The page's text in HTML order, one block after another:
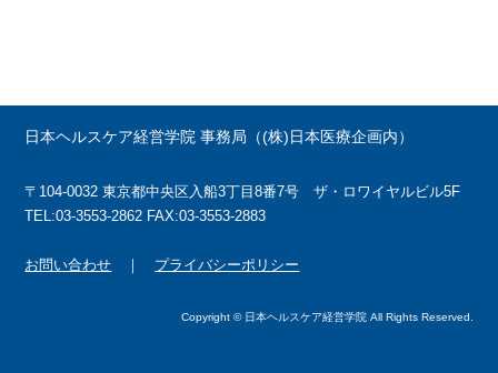
日本ヘルスケア経営学院 事務局（(株)日本医療企画内）
〒104-0032 東京都中央区入船3丁目8番7号 ザ・ロワイヤルビル5F
TEL:03-3553-2862 FAX:03-3553-2883
お問い合わせ ｜ プライバシーポリシー
Copyright © 日本ヘルスケア経営学院 All Rights Reserved.